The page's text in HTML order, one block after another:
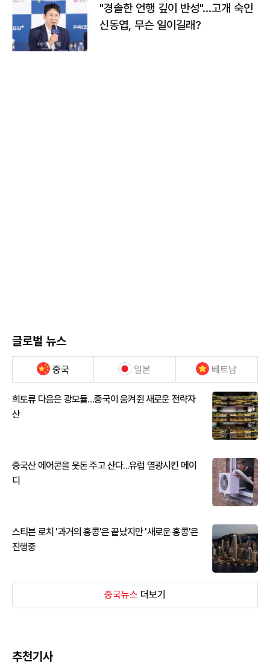
"경솔한 언행 깊이 반성"…고개 숙인
신동엽, 무슨 일이길래?
글로벌 뉴스
중국 일본 베트남
희토류 다음은 광모듈…중국이 움켜쥔 새로운 전략자
산
중국산 에어콘을 웃돈 주고 산다...유럽 열광시킨 메이
디
스티븐 로치 '과거의 홍콩'은 끝났지만 '새로운 홍콩'은
진행중
중국뉴스 더보기
추천기사